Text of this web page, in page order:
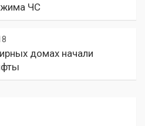
ЧС
домах начали